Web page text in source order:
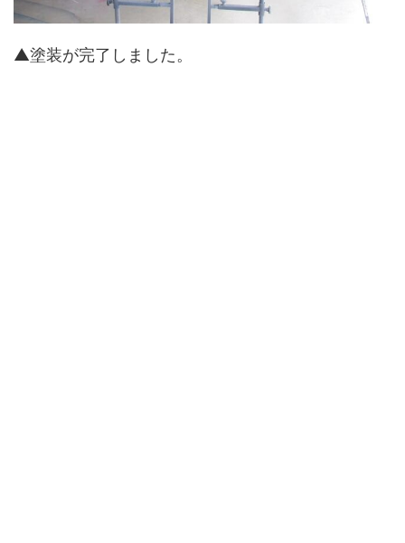
▲塗装が完了しました。